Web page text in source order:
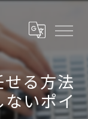
る方法
ないポイ